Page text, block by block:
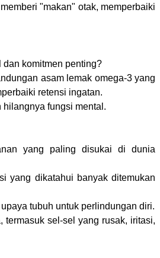
"makan" otak, memperbaiki
dan komitmen penting?
asam lemak omega-3 yang
retensi ingatan.
fungsi mental.
yang paling disukai di dunia
yang dikatahui banyak ditemukan
tubuh untuk perlindungan diri.
sel-sel yang rusak, iritasi,